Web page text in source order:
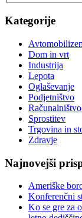
Kategorije
Dom in vrt
Industrija
Lepota
Oglaševanje
Podjetništvo
Sprostitev
Trgovina in
Zdravje
Najnovejši
Ameriške
Konferenčni
Ko se gre za